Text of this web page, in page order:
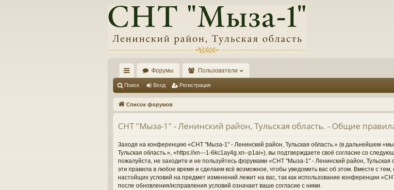
с
ы
лк
и
Форумы Пользователи
Поиск Вход Регистрация
Список форумов
СНТ "Мыза-1" - Ленинский район, Тульская область. - Общие
Заходя на конференцию «СНТ "Мыза-1" - Ленинский район, Тульская область.» (в дальнейшем
Тульская область.», «https://xn---1-6kc1ay4g.xn--p1ai»), вы подтверждаете своё согласие со
пожалуйста, не заходите и не пользуйтесь форумами «СНТ "Мыза-1" - Ленинский район,
эти правила в любое время и сделаем всё возможное, чтобы уведомить вас об этом. Вместе с тем,
настойщих условий на предмет изменений лежит на вас, так как использование конференции
после обновления/исправления условий означает ваше согласие с ними.